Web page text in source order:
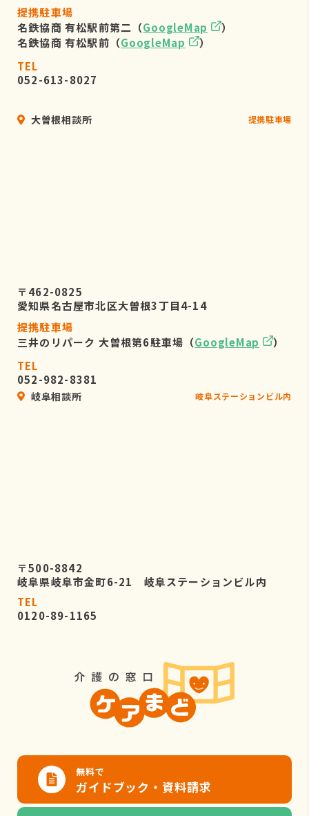
提携駐車場
名鉄協商 有松駅前第二（GoogleMap
）
名鉄協商 有松駅前（GoogleMap
）
TEL
052-613-8027
大曽根相談所 提携駐車場
〒462-0825
愛知県名古屋市北区大曽根3丁目4-14
提携駐車場
三井のリパーク 大曽根第6駐車場（GoogleMap
）
TEL
052-982-8381
岐阜相談所 岐阜ステーションビル内
〒500-8842
岐阜県岐阜市金町6-21 岐阜ステーションビル内
TEL
0120-89-1165
無料で
ガイドブック・資料請求